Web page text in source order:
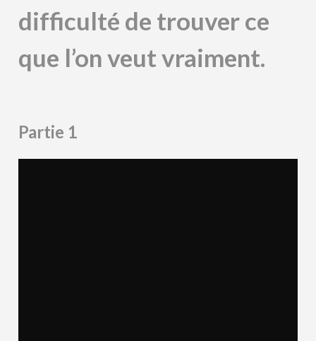
difficulté de trouver ce
que l’on veut vraiment.
Partie 1